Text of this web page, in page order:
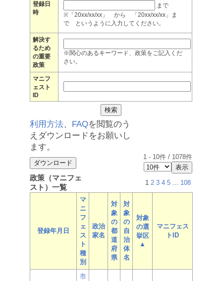
登録日
時
まで
※「20xx/xx/xx」 から 「20xx/xx/xx」ま
で というように入力してください。
解決す
るため
の重要
政策
※関心のあるキーワード、政策をご記入くだ
さい。
マニフ
ェスト
ID
利用方法、 FAQを閲覧のう
えダウンロードをお願いし
ます。
1 - 10件 / 1078件
政策（マニフェ
スト）一覧
1 2 3 4 5 ... 108
登録年月日
マ
ニ
フ
ェ
ス
ト
種
別
政治
家名
対
象
の
都
道
府
県
対
象
の
自
治
体
名
対象
の選
挙区
▲
マニフェス
トID
市